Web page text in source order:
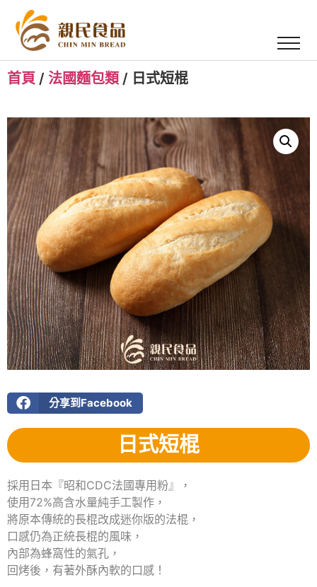
首頁 / 法國麵包類 / 日式短棍
分享到Facebook
日式短棍
採用日本『昭和CDC法國專用粉』，
使用72%高含水量純手工製作，
將原本傳統的長棍改成迷你版的法棍，
口感仍為正統長棍的風味，
內部為蜂窩性的氣孔，
回烤後，有著外酥內軟的口感！